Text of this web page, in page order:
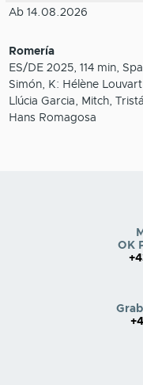
Ab 14.08.2026
Romería
ES/DE 2025, 114 min,
Simón, K: Hélène
Llúcia Garcia, Mitch,
Hans Romagosa
OK